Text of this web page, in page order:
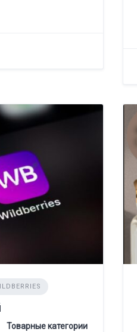
Товарные категории